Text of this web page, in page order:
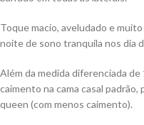
Toque macio, aveludado e
noite de sono tranquila nos dia
Além da medida diferenciada
caimento na cama casal padrão,
queen (com menos caimento).